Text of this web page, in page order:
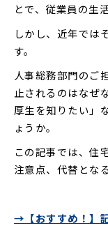
とで、従業員の生
しかし、近年では
す。
人事総務部門のご
止されるのはなぜ
厚生を知りたい」
ょうか。
この記事では、住
注意点、代替とな
→【おすすめ！】